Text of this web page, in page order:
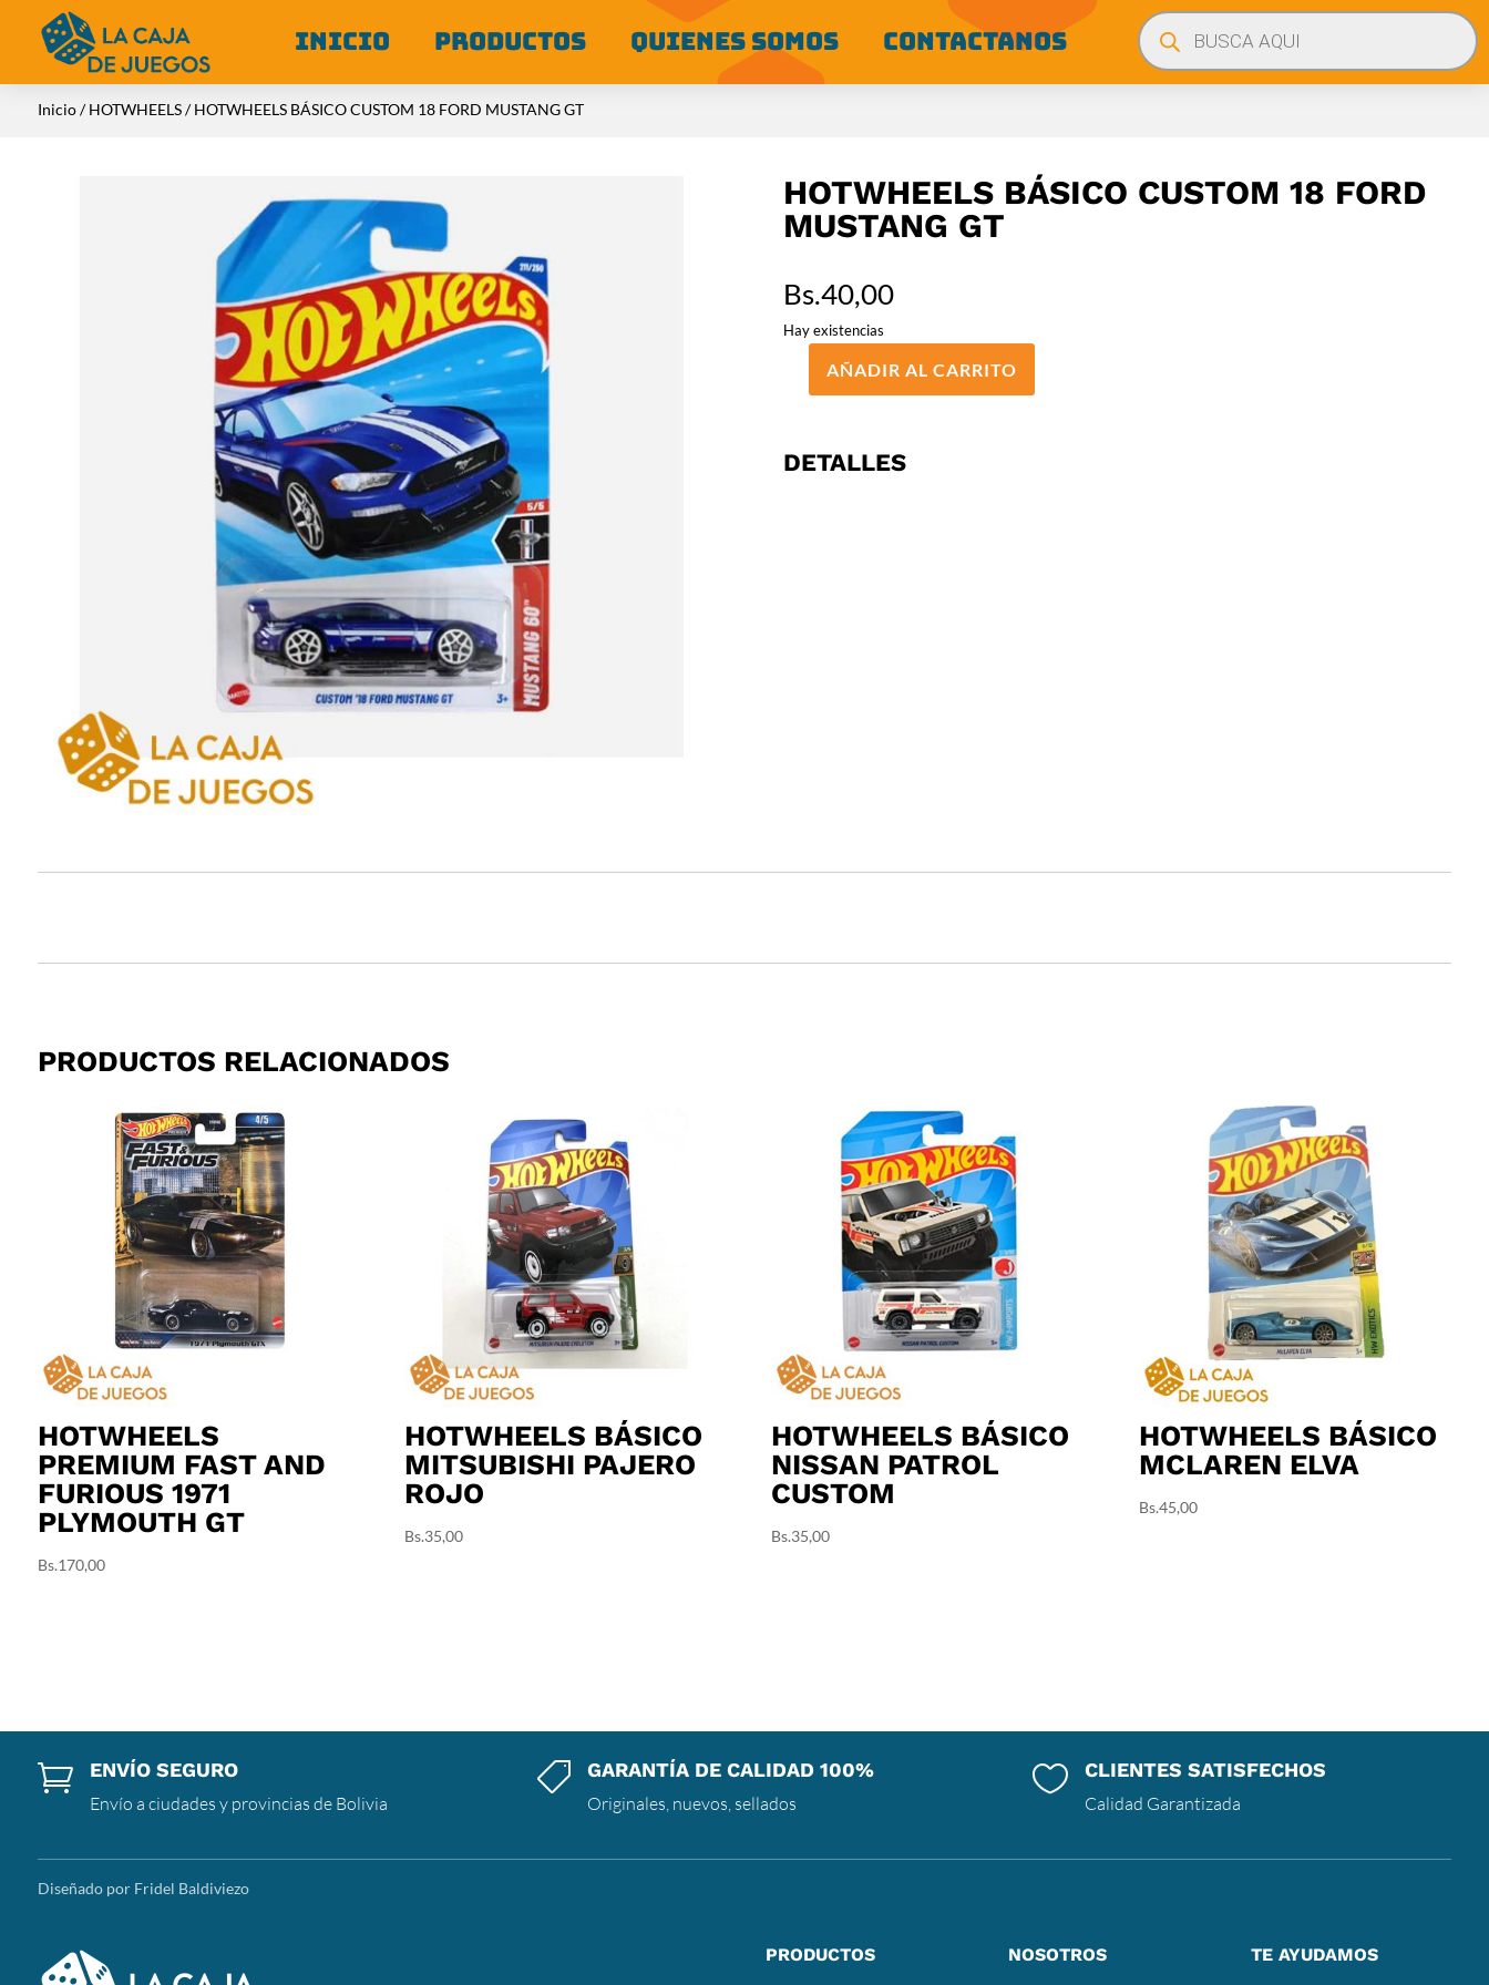
INICIO PRODUCTOS QUIENES SOMOS CONTACTANOS
Búsqueda
de
productos
Inicio/HOTWHEELS/ HOTWHEELS BÁSICO CUSTOM 18 FORD MUSTANG GT
HOTWHEELS BÁSICO CUSTOM 18 FORD
MUSTANG GT
Bs.40,00
Hay existencias
HOTWHEELS
18
AÑADIR AL CARRITO
DETALLES
PRODUCTOS RELACIONADOS
HOTWHEELS
PREMIUM FAST AND
FURIOUS 1971
PLYMOUTH GT
Bs.170,00
HOTWHEELS BÁSICO
MITSUBISHI PAJERO
ROJO
Bs.35,00
HOTWHEELS BÁSICO
NISSAN PATROL
CUSTOM
Bs.35,00
HOTWHEELS BÁSICO
MCLAREN ELVA
Bs.45,00
 ENVÍO SEGURO
Envío a ciudades y provincias de Bolivia
 GARANTÍA DE CALIDAD 100%
Originales, nuevos, sellados
 CLIENTES SATISFECHOS
Calidad Garantizada
Diseñado por Fridel Baldiviezo
PRODUCTOS NOSOTROS TE AYUDAMOS